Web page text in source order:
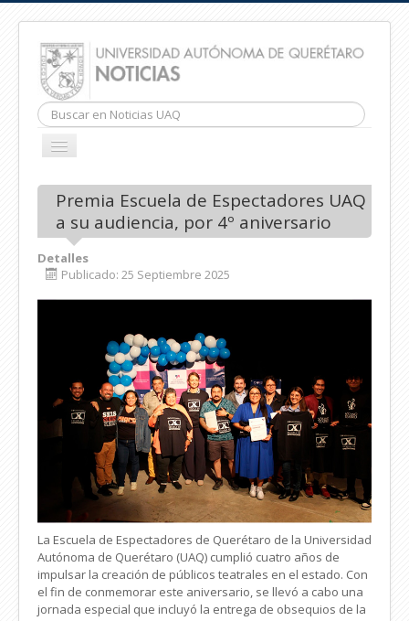
Buscar...
CAMBIAR
Premia Escuela de Espectadores UAQ
a su audiencia, por 4º aniversario
Detalles
Publicado: 25 Septiembre 2025
La Escuela de Espectadores de Querétaro de la Universidad
Autónoma de Querétaro (UAQ) cumplió cuatro años de
impulsar la creación de públicos teatrales en el estado. Con
el fin de conmemorar este aniversario, se llevó a cabo una
jornada especial que incluyó la entrega de obsequios de la